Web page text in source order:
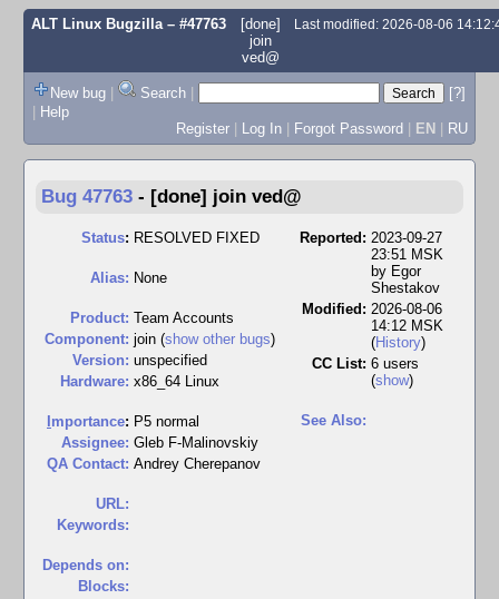
ALT Linux Bugzilla– #47763
[done]
join
ved@
Last modified: 2026-08-06
New bug | Search |
[?]
| Help
Register | Log In | Forgot Password | EN | RU
Bug 47763 - [done] join ved@
Status: RESOLVED FIXED
Alias: None
Product: Team Accounts
Component: join (show other bugs)
Version: unspecified
Hardware: x86_64 Linux
mportance: P5 normal
Assignee: Gleb F-Malinovskiy
QA Contact: Andrey Cherepanov
URL:
Keywords:
Depends on:
Blocks:
Reported: 2023-09-27
23:51 MSK
by Egor
Shestakov
Modified: 2026-08-06
14:12 MSK
(History)
CC List: 6 users
(show)
See Also: